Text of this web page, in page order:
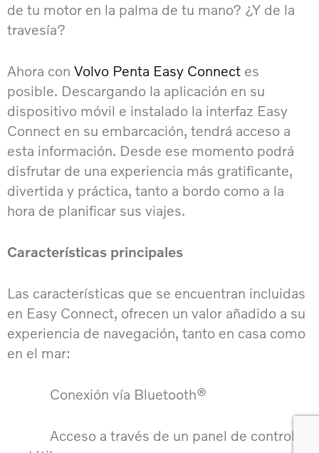
de tu motor en la palma de tu mano? ¿Y de la
travesía?
Ahora con Volvo Penta Easy Connect es
posible. Descargando la aplicación en su
dispositivo móvil e instalado la interfaz Easy
Connect en su embarcación, tendrá acceso a
esta información. Desde ese momento podrá
disfrutar de una experiencia más gratificante,
divertida y práctica, tanto a bordo como a la
hora de planificar sus viajes.
Características principales
Las características que se encuentran incluidas
en Easy Connect, ofrecen un valor añadido a su
experiencia de navegación, tanto en casa como
en el mar:
Conexión vía Bluetooth®
Acceso a través de un panel de control